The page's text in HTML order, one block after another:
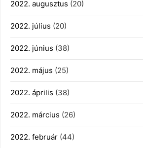
2022. augusztus (20)
2022. július (20)
2022. június (38)
2022. május (25)
2022. április (38)
2022. március (26)
2022. február (44)